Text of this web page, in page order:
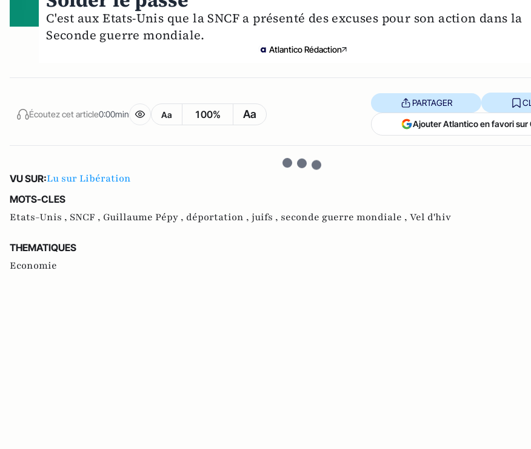
C'est aux Etats-Unis que la SNCF a présenté des excuses pour son action dans la
Seconde guerre mondiale.
Atlantico Rédaction
Écoutez cet article0:00min Aa 100% Aa
PARTAGER
Ajouter Atlantico en favori sur
VU SUR:Lu sur Libération
MOTS-CLES
Etats-Unis , SNCF , Guillaume Pépy , déportation , juifs , seconde guerre mondiale , Vel d'hiv
THEMATIQUES
Economie